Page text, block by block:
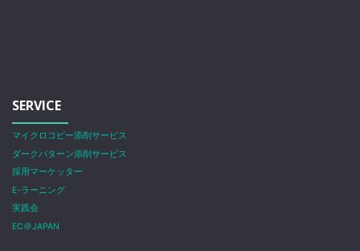
SERVICE
マイクロコピー添削サービス
ダークパターン添削サービス
採用マーケッター
E-ラーニング
実践会
EC＠JAPAN